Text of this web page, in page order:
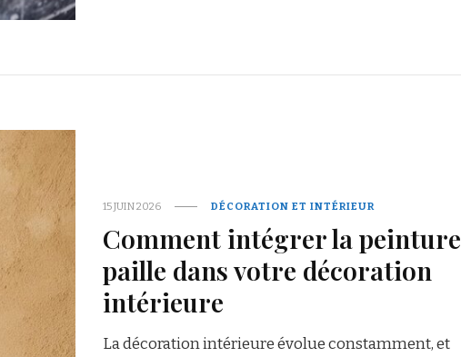
15 JUIN 2026 DÉCORATION ET INTÉRIEUR
Comment intégrer la peinture
paille dans votre décoration
intérieure
La décoration intérieure évolue constamment, et